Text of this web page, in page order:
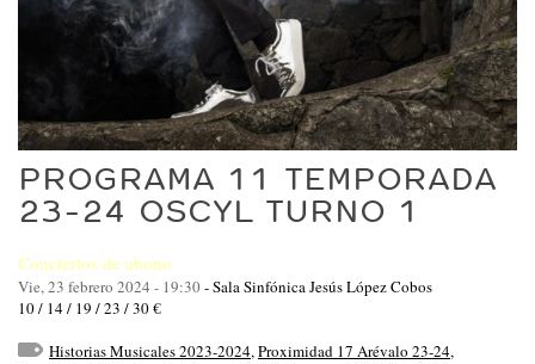
PROGRAMA 11 TEMPORADA
23-24 OSCYL TURNO 1
Conciertos de abono
Vie, 23 febrero 2024 - 19:30-Sala Sinfónica Jesús López Cobos
10 / 14 / 19 / 23 / 30 €
Historias Musicales 2023-2024,Proximidad 17 Arévalo 23-24,